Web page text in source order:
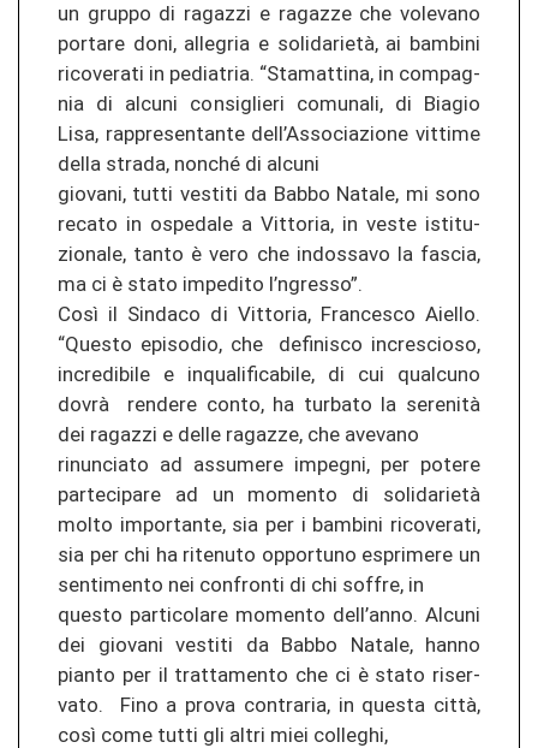
un grup­po di ra­ga­z­zi e ra­ga­z­ze che vo­le­va­no
por­ta­re doni, al­le­gria e solidarietà, ai bam­b­i­ni
ri­co­ve­ra­ti in pe­dia­tria. “Sta­mat­ti­na, in com­pag­
nia di al­cu­ni con­siglie­ri co­mu­na­li, di Bi­a­gio
Lisa, rap­pre­sen­tan­te dell’As­so­cia­zio­ne vit­ti­me
della stra­da, non­ché di al­cu­ni
gio­v­a­ni, tutti ves­ti­ti da Babbo Na­ta­le, mi sono
re­ca­to in ospe­da­le a Vit­to­ria, in veste is­ti­tu­
zio­na­le, tanto è vero che in­dos­sa­vo la fa­s­cia,
ma ci è stato im­pe­di­to l’ngres­so”.
Così il Sin­da­co di Vit­to­ria, Fran­ces­co Aiel­lo.
“Ques­to ep­iso­dio, che de­fi­nis­co in­cre­s­cio­so,
in­cre­di­bi­le e in­qua­li­fi­ca­bi­le, di cui qual­cu­no
dovrà ren­de­re conto, ha tur­ba­to la serenità
dei ra­ga­z­zi e delle ra­ga­z­ze, che ave­va­no
rin­un­cia­to ad as­su­me­re im­pe­g­ni, per po­te­re
par­te­ci­pa­re ad un mo­men­to di solidarietà
molto im­por­tan­te, sia per i bam­b­i­ni ri­co­ve­ra­ti,
sia per chi ha ri­te­nu­to op­por­tu­no espri­me­re un
sen­ti­men­to nei con­fron­ti di chi sof­fre, in
ques­to par­ti­co­la­re mo­men­to dell’anno. Al­cu­ni
dei gio­v­a­ni ves­ti­ti da Babbo Na­ta­le, hanno
pian­to per il tr­at­ta­men­to che ci è stato ri­ser­
va­to. Fino a prova con­tra­ria, in ques­ta città,
così come tutti gli altri miei col­le­ghi,